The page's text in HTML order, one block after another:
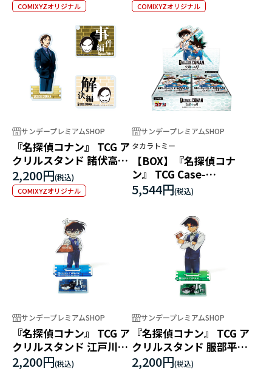
COMIXYZオリジナル COMIXYZオリジナル
サンデープレミアムSHOP
『名探偵コナン』 TCG ア
クリルスタンド 諸伏高明
（マーカー付）
2,200円
COMIXYZオリジナル
サンデープレミアムSHOP
タカラトミー
【BOX】『名探偵コナ
ン』 TCG Case-
Booster06 交錯する刃
5,544円
サンデープレミアムSHOP
『名探偵コナン』 TCG ア
クリルスタンド 江戸川コ
ナン（マーカー付）
2,200円
サンデープレミアムSHOP
『名探偵コナン』 TCG ア
クリルスタンド 服部平次
（マーカー付）
2,200円